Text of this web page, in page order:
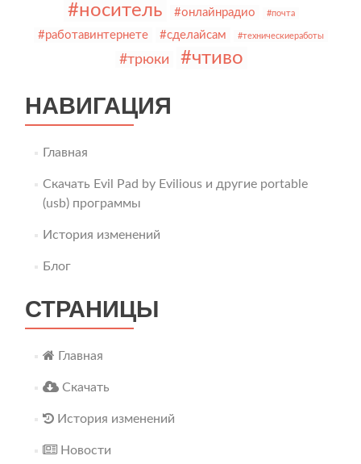
#носитель #онлайнрадио #почта
#работавинтернете #сделайсам #техническиеработы
#трюки #чтиво
НАВИГАЦИЯ
Главная
Скачать Evil Pad by Evilious и другие portable
(usb) программы
История изменений
Блог
СТРАНИЦЫ
Главная
Скачать
История изменений
Новости